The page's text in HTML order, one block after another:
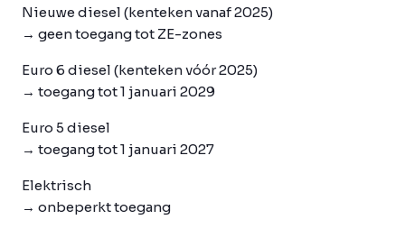
Nieuwe diesel (kenteken vanaf 2025)
→ geen toegang tot ZE-zones
Euro 6 diesel (kenteken vóór 2025)
→ toegang tot 1 januari 2029
Euro 5 diesel
→ toegang tot 1 januari 2027
Elektrisch
→ onbeperkt toegang